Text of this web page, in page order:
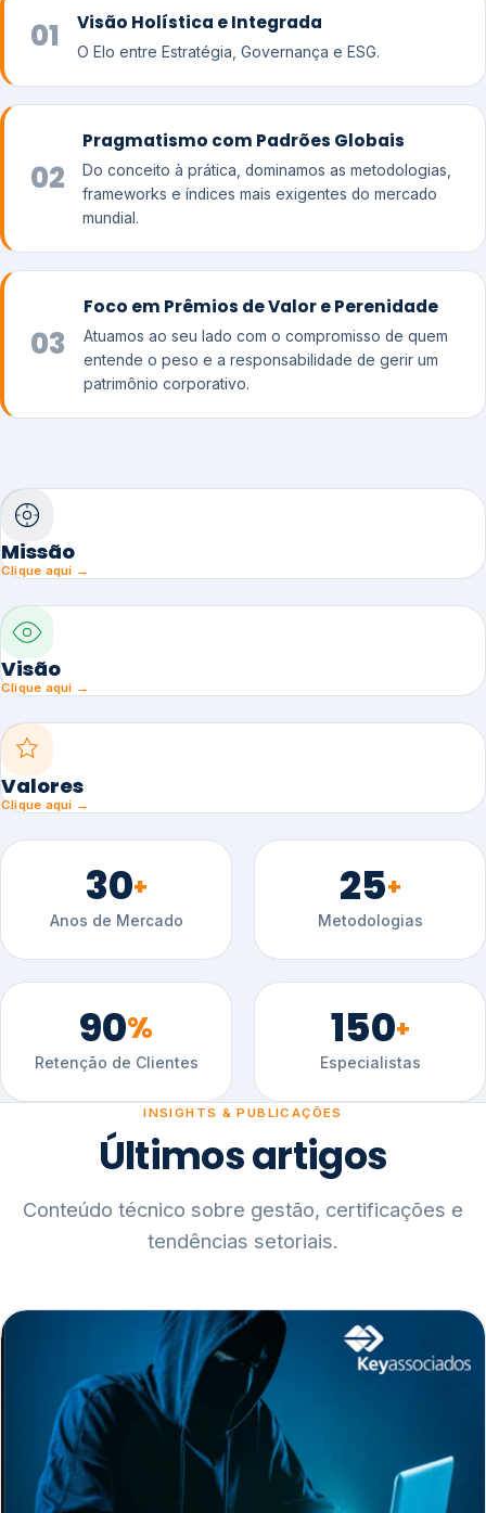
01 Visão Holística e Integrada
O Elo entre Estratégia, Governança e ESG.
02
Pragmatismo com Padrões Globais
Do conceito à prática, dominamos as metodologias,
frameworks e índices mais exigentes do mercado
mundial.
03
Foco em Prêmios de Valor e Perenidade
Atuamos ao seu lado com o compromisso de quem
entende o peso e a responsabilidade de gerir um
patrimônio corporativo.
Missão
Clique aqui →
Visão
Clique aqui →
Valores
Clique aqui →
30+
Anos de Mercado
25+
Metodologias
90%
Retenção de Clientes
150+
Especialistas
INSIGHTS & PUBLICAÇÕES
Últimos artigos
Conteúdo técnico sobre gestão, certificações e
tendências setoriais.